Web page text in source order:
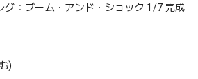
グ：ブーム・アンド・ショック 1/7 完成
)